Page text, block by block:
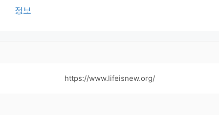
정보
https://www.lifeisnew.org/